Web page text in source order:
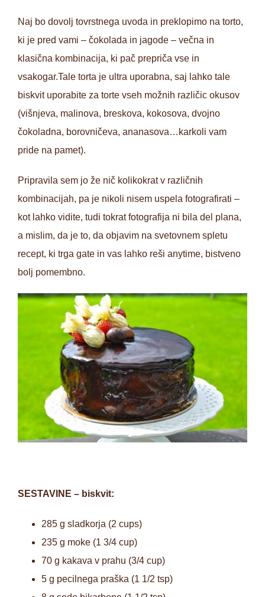
Naj bo dovolj tovrstnega uvoda in preklopimo na torto,
ki je pred vami – čokolada in jagode – večna in
klasična kombinacija, ki pač prepriča vse in
vsakogar.Tale torta je ultra uporabna, saj lahko tale
biskvit uporabite za torte vseh možnih različic okusov
(višnjeva, malinova, breskova, kokosova, dvojno
čokoladna, borovničeva, ananasova…karkoli vam
pride na pamet).
Pripravila sem jo že nič kolikokrat v različnih
kombinacijah, pa je nikoli nisem uspela fotografirati –
kot lahko vidite, tudi tokrat fotografija ni bila del plana,
a mislim, da je to, da objavim na svetovnem spletu
recept, ki trga gate in vas lahko reši anytime, bistveno
bolj pomembno.
SESTAVINE – biskvit:
285 g sladkorja (2 cups)
235 g moke (1 3/4 cup)
70 g kakava v prahu (3/4 cup)
5 g pecilnega praška (1 1/2 tsp)